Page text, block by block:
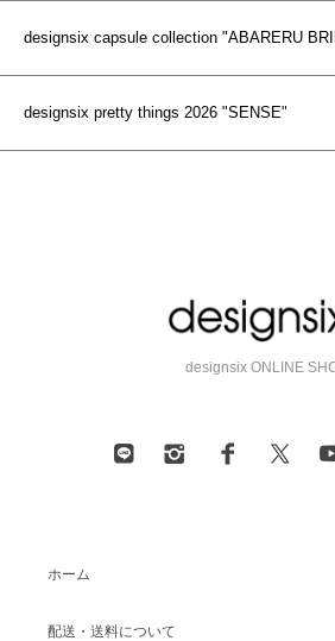
designsix capsule collection "ABARERU
designsix pretty things 2026 "SENSE"
designsix ONLINE
ホーム
配送・送料について